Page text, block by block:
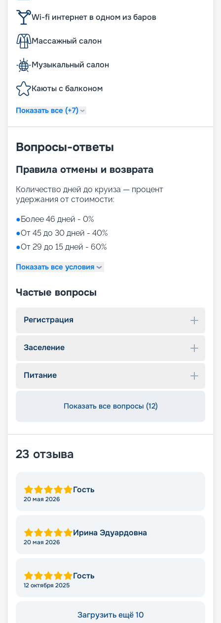
Wi-fi интернет в одном из баров
Массажный салон
Музыкальный салон
Каюты с балконом
Показать все (+7)
Вопросы-ответы
Правила отмены и возврата
Количество дней до круиза — процент
удержания от стоимости:
●Более 46 дней - 0%
●От 45 до 30 дней - 40%
●От 29 до 15 дней - 60%
Показать все условия
Частые вопросы
Регистрация
Заселение
Питание
Показать все вопросы (12)
23 отзыва
Гость
20 мая 2026
Ирина Эдуардовна
20 мая 2026
Гость
12 октября 2025
Загрузить ещё 10